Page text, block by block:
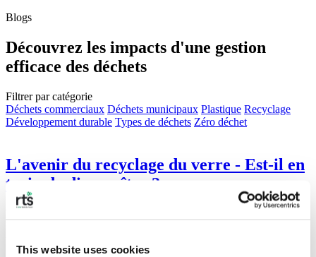
This website uses cookies
Blogs
Découvrez les impacts d'une gestion
efficace des déchets
Filtrer par catégorie
Déchets commerciaux Déchets municipaux Plastique Recyclage
Développement durable Types de déchets Zéro déchet
L'avenir du recyclage du verre - Est-il en
train de disparaître ?